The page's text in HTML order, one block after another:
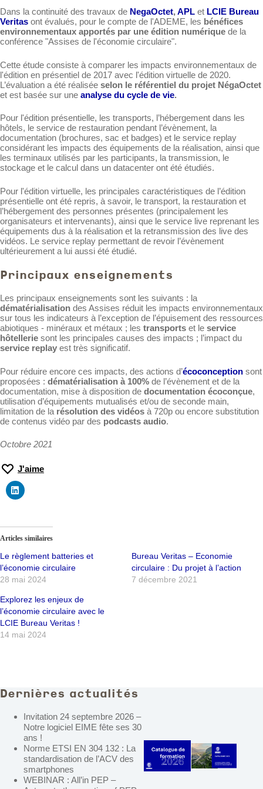
Dans la continuité des travaux de NegaOctet,APL et LCIE Bureau
Veritas ont évalués, pour le compte de l'ADEME, les bénéfices
environnementaux apportés par une édition numérique de la
conférence "Assises de l'économie circulaire".
Cette étude consiste à comparer les impacts environnementaux de
l'édition en présentiel de 2017 avec l'édition virtuelle de 2020.
L’évaluation a été réalisée selon le référentiel du projet NégaOctet
et est basée sur une analyse du cycle de vie.
Pour l'édition présentielle, les transports, l’hébergement dans les
hôtels, le service de restauration pendant l’évènement, la
documentation (brochures, sac et badges) et le service replay
considérant les impacts des équipements de la réalisation, ainsi que
les terminaux utilisés par les participants, la transmission, le
stockage et le calcul dans un datacenter ont été étudiés.
Pour l'édition virtuelle, les principales caractéristiques de l’édition
présentielle ont été repris, à savoir, le transport, la restauration et
l’hébergement des personnes présentes (principalement les
organisateurs et intervenants), ainsi que le service live reprenant les
équipements dus à la réalisation et la retransmission des live des
vidéos. Le service replay permettant de revoir l’évènement
ultérieurement a lui aussi été étudié.
Principaux enseignements
Les principaux enseignements sont les suivants : la
dématérialisation des Assises réduit les impacts environnementaux
sur tous les indicateurs à l’exception de l’épuisement des ressources
abiotiques - minéraux et métaux ; les transports et le service
hôtellerie sont les principales causes des impacts ; l’impact du
service replay est très significatif.
Pour réduire encore ces impacts, des actions d’écoconception sont
proposées : dématérialisation à 100% de l’évènement et de la
documentation, mise à disposition de documentation écoconçue,
utilisation d’équipements mutualisés et/ou de seconde main,
limitation de la résolution des vidéos à 720p ou encore substitution
de contenus vidéo par des podcasts audio.
Octobre 2021
J'aime
Articles similaires
Le règlement batteries et
l’économie circulaire
28 mai 2024
Bureau Veritas – Economie
circulaire : Du projet à l’action
7 décembre 2021
Explorez les enjeux de
l’économie circulaire avec le
LCIE Bureau Veritas !
14 mai 2024
Dernières actualités
Invitation 24 septembre 2026 –
Notre logiciel EIME fête ses 30
ans !
Norme ETSI EN 304 132 : La
standardisation de l’ACV des
smartphones
WEBINAR : All’in PEP –